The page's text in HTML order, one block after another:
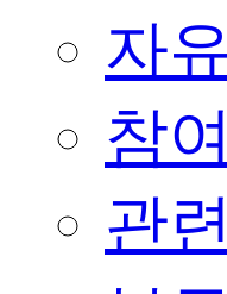
자
참
관